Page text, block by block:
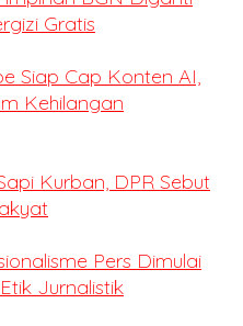
Gratis
Siap Cap Konten AI,
Kehilangan
Kurban, DPR Sebut
Pers Dimulai
Jurnalistik